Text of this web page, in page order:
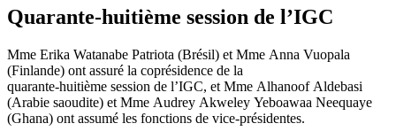
Quarante‑huitième session de l’IGC
Mme Erika Watanabe Patriota (Brésil) et Mme Anna Vuopala
(Finlande) ont assuré la coprésidence de la
quarante‑huitième session de l’IGC, et Mme Alhanoof Aldebasi
(Arabie saoudite) et Mme Audrey Akweley Yeboawaa Neequaye
(Ghana) ont assumé les fonctions de vice-présidentes.